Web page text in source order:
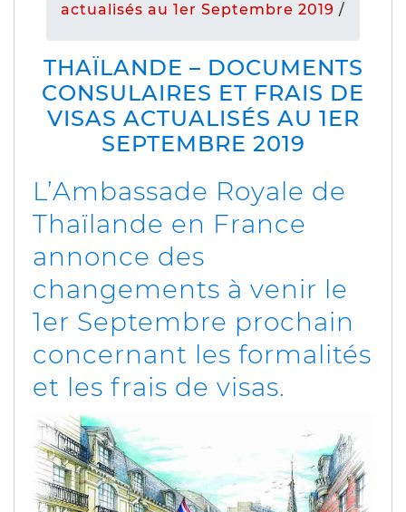
actualisés au 1er Septembre 2019 /
THAÏLANDE – DOCUMENTS
CONSULAIRES ET FRAIS DE
VISAS ACTUALISÉS AU 1ER
SEPTEMBRE 2019
L’Ambassade Royale de
Thaïlande en France
annonce des
changements à venir le
1er Septembre prochain
concernant les formalités
et les frais de visas.